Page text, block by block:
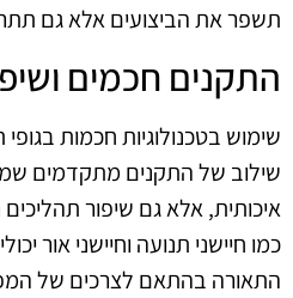
תשפר את הביצועים אלא גם
התקנים חכמים
שימוש בטכנולוגיות חכמות
שילוב של התקנים מתקדמים
איכותית, אלא גם שיפור
כמו חיישני תנועה וחיישני אור
התאורה בהתאם לצרכים של